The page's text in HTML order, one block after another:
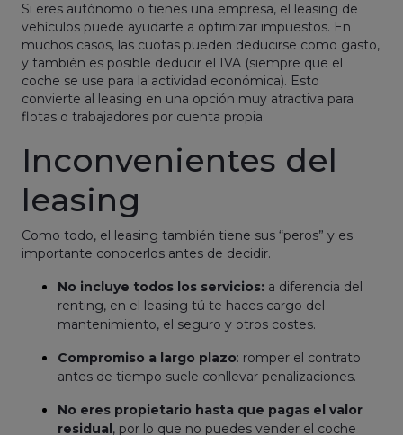
Si eres autónomo o tienes una empresa, el leasing de
vehículos puede ayudarte a optimizar impuestos. En
muchos casos, las cuotas pueden deducirse como gasto,
y también es posible deducir el IVA (siempre que el
coche se use para la actividad económica). Esto
convierte al leasing en una opción muy atractiva para
flotas o trabajadores por cuenta propia.
Inconvenientes del
leasing
Como todo, el leasing también tiene sus “peros” y es
importante conocerlos antes de decidir.
No incluye todos los servicios: a diferencia del
renting, en el leasing tú te haces cargo del
mantenimiento, el seguro y otros costes.
Compromiso a largo plazo: romper el contrato
antes de tiempo suele conllevar penalizaciones.
No eres propietario hasta que pagas el valor
residual, por lo que no puedes vender el coche